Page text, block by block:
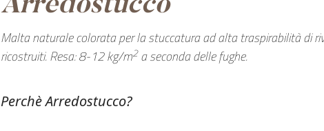
Arredostucco
Malta naturale colorata per la stuccatura ad alta traspirabilità di
ricostruiti. Resa: 8-12 kg/m2a seconda delle fughe.
Perchè Arredostucco?